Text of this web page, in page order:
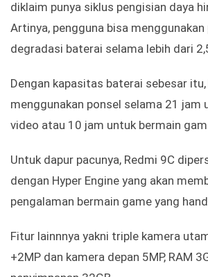
diklaim punya siklus pengisian daya
Artinya, pengguna bisa
degradasi baterai selama lebih dari
Dengan kapasitas baterai sebesar
menggunakan ponsel selama 21 jam
video atau 10 jam untuk bermain
Untuk dapur pacunya, Redmi 9C
dengan Hyper Engine yang akan
pengalaman bermain game yang
Fitur lainnnya yakni triple kamera
+2MP dan kamera depan 5MP, RAM